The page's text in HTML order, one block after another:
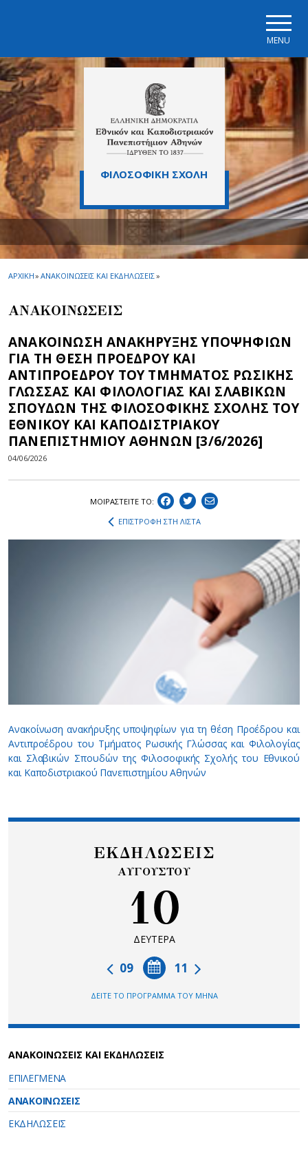
MENU
ΦΙΛΟΣΟΦΙΚΗ ΣΧΟΛΗ
ΑΡΧΙΚΗ» ΑΝΑΚΟΙΝΩΣΕΙΣ ΚΑΙ ΕΚΔΗΛΩΣΕΙΣ»
ΑΝΑΚΟΙΝΩΣΕΙΣ
ΑΝΑΚΟΙΝΩΣΗ ΑΝΑΚΗΡΥΞΗΣ ΥΠΟΨΗΦΙΩΝ
ΓΙΑ ΤΗ ΘΕΣΗ ΠΡΟΕΔΡΟΥ ΚΑΙ
ΑΝΤΙΠΡΟΕΔΡΟΥ ΤΟΥ ΤΜΗΜΑΤΟΣ ΡΩΣΙΚΗΣ
ΓΛΩΣΣΑΣ ΚΑΙ ΦΙΛΟΛΟΓΙΑΣ ΚΑΙ ΣΛΑΒΙΚΩΝ
ΣΠΟΥΔΩΝ ΤΗΣ ΦΙΛΟΣΟΦΙΚΗΣ ΣΧΟΛΗΣ ΤΟΥ
ΕΘΝΙΚΟΥ ΚΑΙ ΚΑΠΟΔΙΣΤΡΙΑΚΟΥ
ΠΑΝΕΠΙΣΤΗΜΙΟΥ ΑΘΗΝΩΝ [3/6/2026]
04/06/2026
ΜΟΙΡΑΣΤEIΤΕ ΤΟ:
ΕΠΙΣΤΡΟΦΗ ΣΤΗ ΛΙΣΤΑ
Ανακοίνωση ανακήρυξης υποψηφίων για τη θέση Προέδρου και
Αντιπροέδρου του Τμήματος Ρωσικής Γλώσσας και Φιλολογίας
και Σλαβικών Σπουδών της Φιλοσοφικής Σχολής του Εθνικού
και Καποδιστριακού Πανεπιστημίου Αθηνών
ΕΚΔΗΛΩΣΕΙΣ
ΑΥΓΟΥΣΤΟΥ
10
ΔΕΥΤΕΡΑ
11
09
ΔΕΙΤΕ ΤΟ ΠΡΟΓΡΑΜΜΑ ΤΟΥ ΜΗΝΑ
ΑΝΑΚΟΙΝΩΣΕΙΣ ΚΑΙ ΕΚΔΗΛΩΣΕΙΣ
ΕΠΙΛΕΓΜΕΝΑ
ΑΝΑΚΟΙΝΩΣΕΙΣ
ΕΚΔΗΛΩΣΕΙΣ